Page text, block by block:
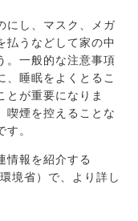
にし、マスク、メガ
払うなどして家の中
。一般的な注意事項
、睡眠をよくとるこ
とが重要になりま
喫煙を控えることな
。
情報を紹介する
環境省）で、より詳し